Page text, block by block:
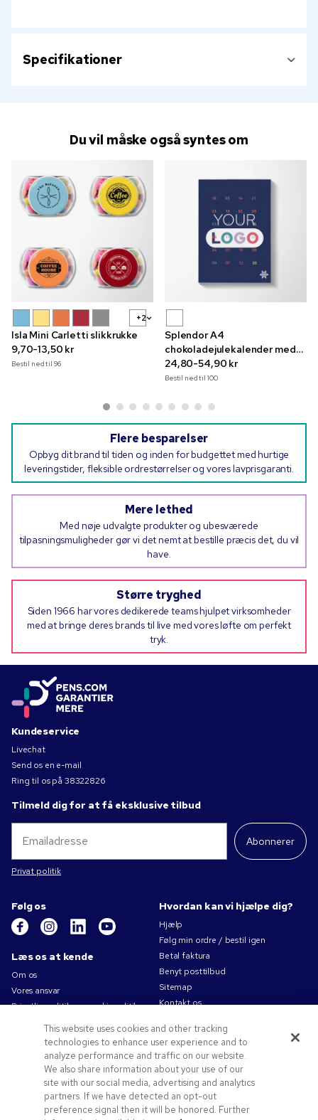
Specifikationer
Du vil måske også syntes om
+2
Isla Mini Carletti slikkrukke
9,70-13,50 kr
Bestil ned til 96
Splendor A4
chokoladejulekalender med
tryk i fuld farve
24,80-54,90 kr
Bestil ned til 100
Flere besparelser
Opbyg dit brand til tiden og inden for budgettet med hurtige
leveringstider, fleksible ordrestørrelser og vores lavprisgaranti.
Mere lethed
Med nøje udvalgte produkter og ubesværede
tilpasningsmuligheder gør vi det nemt at bestille præcis det, du vil
have.
Større tryghed
Siden 1966 har vores dedikerede teams hjulpet virksomheder
med at bringe deres brands til live med vores løfte om perfekt
tryk.
Kundeservice
Livechat
Send os en e-mail
Ring til os på 38322826
Tilmeld dig for at få eksklusive tilbud
Abonnerer
Privat politik
Følg os
Læs os at kende
Om os
Vores ansvar
Privatlivspolitik og cookiepolitik
Brugsvilkår
Salgsbetingelser
Karriere i Pens.com
Tilbud og ressourcer
Reklameartikler
Rabatkoder og -kuponer
Hvordan kan vi hjælpe dig?
Hjælp
Følg min ordre / bestil igen
Betal faktura
Benyt posttilbud
Sitemap
Kontakt os
This website uses cookies and other tracking
technologies to enhance user experience and to
analyze performance and traffic on our website.
We also share information about your use of our
site with our social media, advertising and analytics
partners. If we have detected an opt-out
preference signal then it will be honored. Further